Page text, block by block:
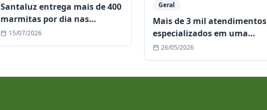
Santaluz entrega mais de 400
marmitas por dia nas
Cozinhas Comunitárias e
fortalece assistência às
15/07/2026
Geral
Mais de 3 mil atendimentos
especializados em uma
semana consolidam Centro
de Especialidades como
26/05/2026